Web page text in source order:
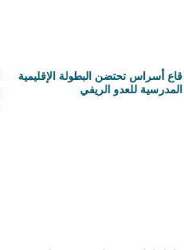
قاع أسراس تحتضن البطولة الإقليمية
المدرسية للعدو الريفي